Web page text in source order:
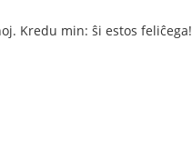
Kredu min: ŝi estos feliĉega!